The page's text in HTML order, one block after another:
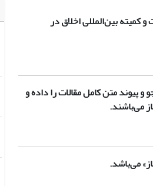
کمیته بین‌المللی اخلاق در
و پیوند متن کامل مقالات را داده و
می‌باشند.
می‌باشد.